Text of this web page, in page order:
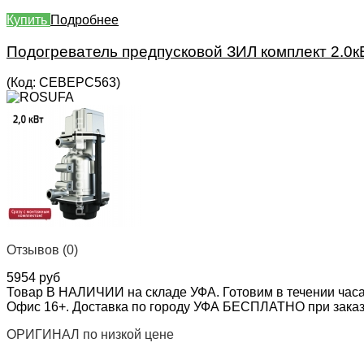
Купить Подробнее
Подогреватель предпусковой ЗИЛ комплект
(Код: СЕВЕРС563)
Отзывов (0)
5954 руб
Товар В НАЛИЧИИ на складе УФА. Готовим в течении
Офис 16+. Доставка по городу УФА БЕСПЛАТНО при
ОРИГИНАЛ по низкой цене